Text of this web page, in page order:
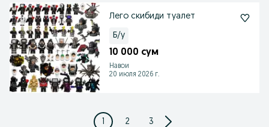
Лего скибиди туалет
Б/у
10 000 сум
Навои
20 июля 2026 г.
1 2 3